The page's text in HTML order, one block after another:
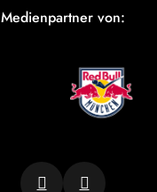
Medienpartner von: